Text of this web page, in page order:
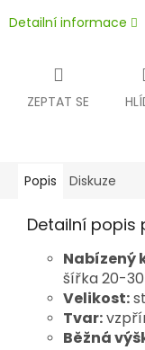
Detailní informace
ZEPTAT SE
Popis Diskuze
Detailní popis
Nabízený
šířka 20-
Velikost:
Tvar:
Běžná